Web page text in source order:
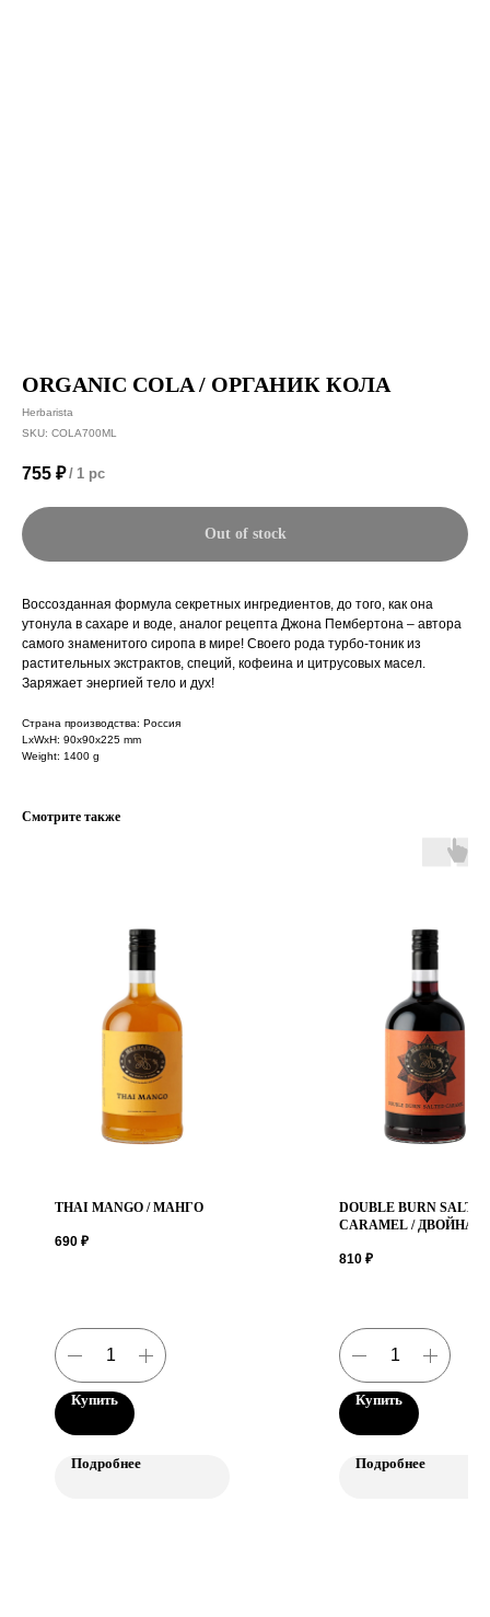
ORGANIC COLA / ОРГАНИК КОЛА
Herbarista
SKU: COLA700ML
755 ₽ / 1 pc
Out of stock
Воссозданная формула секретных ингредиентов, до того, как она
утонула в сахаре и воде, аналог рецепта Джона Пембертона – автора
самого знаменитого сиропа в мире! Своего рода турбо-тоник из
растительных экстрактов, специй, кофеина и цитрусовых масел.
Заряжает энергией тело и дух!
Страна производства: Россия
LxWxH: 90x90x225 mm
Weight: 1400 g
Смотрите также
THAI MANGO / МАНГО
690 ₽
Купить
Подробнее
DOUBLE BURN
CARAMEL / ДВОЙНАЯ
КАРАМЕЛЬ
810 ₽
Купить
Подробнее
Мы в соцсетях
Телефон
Время работы
+7(921)891-78-84